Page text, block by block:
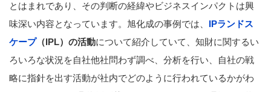
とはまれであり、その判断の経緯やビジネスインパクトは興
味深い内容となっています。旭化成の事例では、 IPランドス
ケープ（IPL）の活動について紹介していて、知財に関するい
ろいろな状況を自社他社問わず調べ、分析を行い、自社の戦
略に指針を出す活動が社内でどのように行われているかがわ